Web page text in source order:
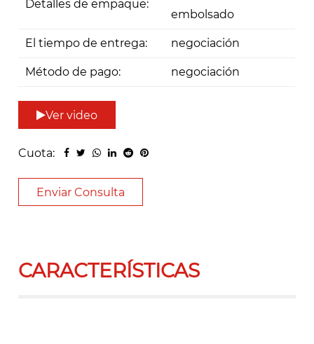
Detalles de empaque:
embolsado
El tiempo de entrega: negociación
Método de pago: negociación
Ver video
Cuota:
Enviar Consulta
CARACTERÍSTICAS